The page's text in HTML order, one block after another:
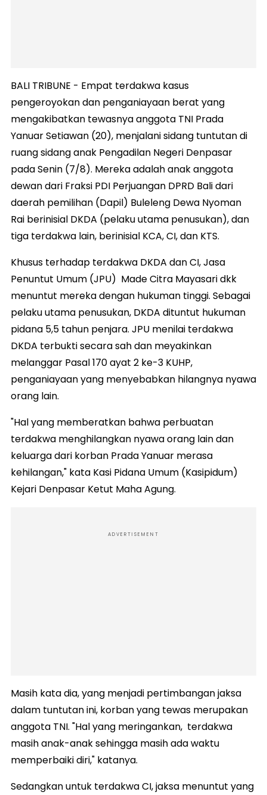
BALI TRIBUNE - Empat terdakwa kasus
pengeroyokan dan penganiayaan berat yang
mengakibatkan tewasnya anggota TNI Prada
Yanuar Setiawan (20), menjalani sidang tuntutan di
ruang sidang anak Pengadilan Negeri Denpasar
pada Senin (7/8). Mereka adalah anak anggota
dewan dari Fraksi PDI Perjuangan DPRD Bali dari
daerah pemilihan (Dapil) Buleleng Dewa Nyoman
Rai berinisial DKDA (pelaku utama penusukan), dan
tiga terdakwa lain, berinisial KCA, CI, dan KTS.
Khusus terhadap terdakwa DKDA dan CI, Jasa
Penuntut Umum (JPU) Made Citra Mayasari dkk
menuntut mereka dengan hukuman tinggi. Sebagai
pelaku utama penusukan, DKDA dituntut hukuman
pidana 5,5 tahun penjara. JPU menilai terdakwa
DKDA terbukti secara sah dan meyakinkan
melanggar Pasal 170 ayat 2 ke-3 KUHP,
penganiayaan yang menyebabkan hilangnya nyawa
orang lain.
"Hal yang memberatkan bahwa perbuatan
terdakwa menghilangkan nyawa orang lain dan
keluarga dari korban Prada Yanuar merasa
kehilangan," kata Kasi Pidana Umum (Kasipidum)
Kejari Denpasar Ketut Maha Agung.
ADVERTISEMENT
Masih kata dia, yang menjadi pertimbangan jaksa
dalam tuntutan ini, korban yang tewas merupakan
anggota TNI. "Hal yang meringankan, terdakwa
masih anak-anak sehingga masih ada waktu
memperbaiki diri," katanya.
Sedangkan untuk terdakwa CI, jaksa menuntut yang